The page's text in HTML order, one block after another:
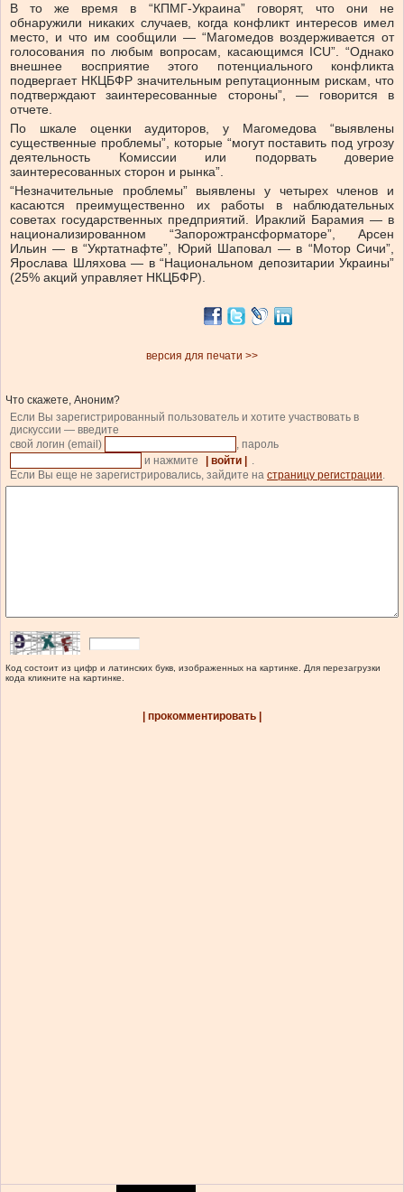
В то же время в “КПМГ-Украина” говорят, что они не
обнаружили никаких случаев, когда конфликт интересов имел
место, и что им сообщили — “Магомедов воздерживается от
голосования по любым вопросам, касающимся ICU”. “Однако
внешнее восприятие этого потенциального конфликта
подвергает НКЦБФР значительным репутационным рискам, что
подтверждают заинтересованные стороны”, — говорится в
отчете.
По шкале оценки аудиторов, у Магомедова “выявлены
существенные проблемы”, которые “могут поставить под угрозу
деятельность Комиссии или подорвать доверие
заинтересованных сторон и рынка”.
“Незначительные проблемы” выявлены у четырех членов и
касаются преимущественно их работы в наблюдательных
советах государственных предприятий. Ираклий Барамия — в
национализированном
“Запорожтрансформаторе”, Арсен
Ильин — в “Укртатнафте”, Юрий Шаповал — в “Мотор Сичи”,
Ярослава Шляхова — в “Национальном депозитарии Украины”
(25% акций управляет НКЦБФР).
версия для печати >>
Что скажете, Аноним?
Если Вы зарегистрированный пользователь и хотите участвовать в
дискуссии — введите
свой логин (email)
, пароль
и нажмите
| войти |
.
Если Вы еще не зарегистрировались, зайдите на страницу регистрации.
Код состоит из цифр и латинских букв, изображенных на картинке. Для перезагрузки
кода кликните на картинке.
| прокомментировать |